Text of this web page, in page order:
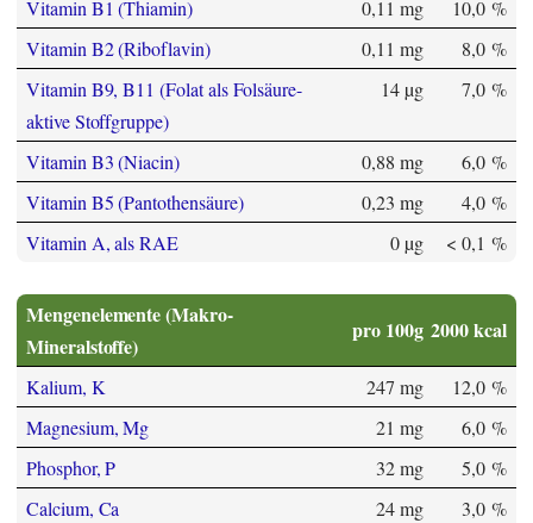
Vitamin B1 (Thiamin) 0,11 mg
10,0 %
Vitamin B2 (Riboflavin)
0,11 mg
8,0 %
Vitamin B9, B11 (Folat als Folsäure-
aktive Stoffgruppe)
14 µg 7,0 %
Vitamin B3 (Niacin) 0,88 mg
6,0 %
Vitamin B5 (Pantothensäure)
0,23 mg
4,0 %
Vitamin A, als RAE
0 µg < 0,1 %
Mengenelemente (Makro-
Mineralstoffe)
pro 100g 2000 kcal
Kalium, K 247 mg
12,0 %
Magnesium, Mg
21 mg
6,0 %
Phosphor, P
32 mg
5,0 %
Calcium, Ca
24 mg
3,0 %